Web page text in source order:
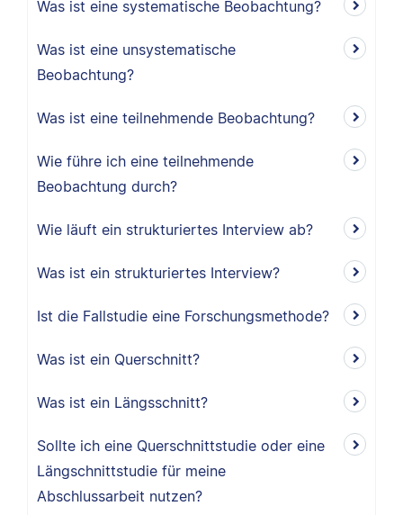
Was ist eine systematische Beobachtung?
Was ist eine unsystematische
Beobachtung?
Was ist eine teilnehmende Beobachtung?
Wie führe ich eine teilnehmende
Beobachtung durch?
Wie läuft ein strukturiertes Interview ab?
Was ist ein strukturiertes Interview?
Ist die Fallstudie eine Forschungsmethode?
Was ist ein Querschnitt?
Was ist ein Längsschnitt?
Sollte ich eine Querschnittstudie oder eine
Längschnittstudie für meine
Abschlussarbeit nutzen?